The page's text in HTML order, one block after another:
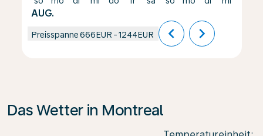
AUG.
Preisspanne666EUR -1244EUR chevron_left chevron_right
Das Wetter in Montreal